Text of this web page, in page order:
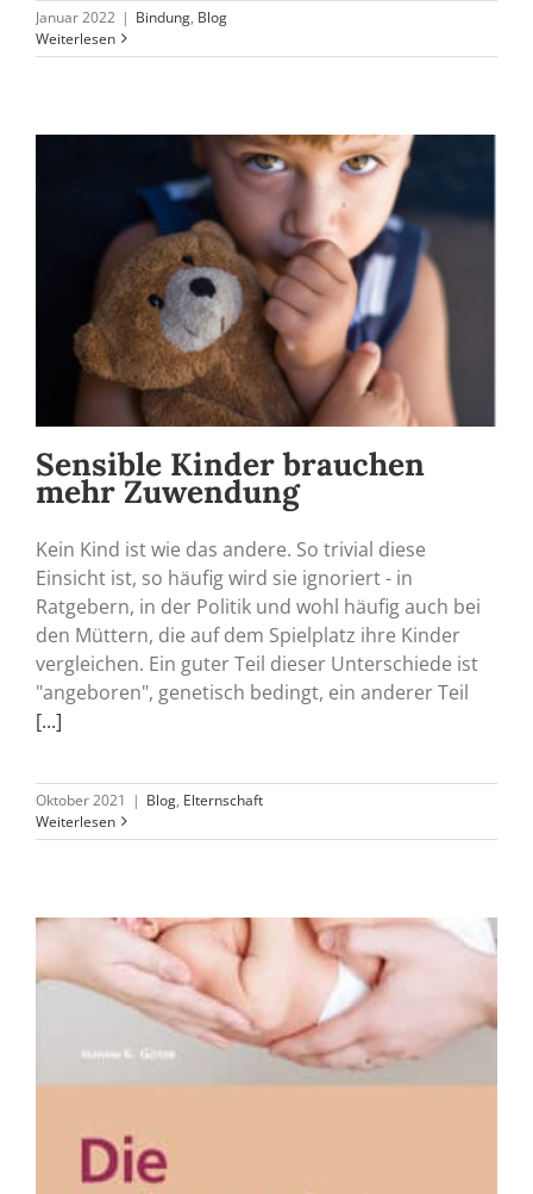
Januar 2022 | Bindung, Blog
Weiterlesen
Sensible Kinder brauchen
mehr Zuwendung
Kein Kind ist wie das andere. So trivial diese
Einsicht ist, so häufig wird sie ignoriert - in
Ratgebern, in der Politik und wohl häufig auch bei
den Müttern, die auf dem Spielplatz ihre Kinder
vergleichen. Ein guter Teil dieser Unterschiede ist
"angeboren", genetisch bedingt, ein anderer Teil
[...]
Oktober 2021 | Blog, Elternschaft
Weiterlesen